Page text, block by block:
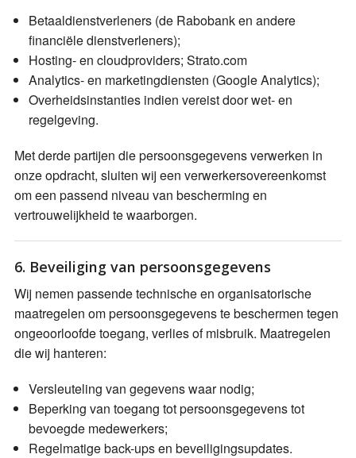
Betaaldienstverleners (de Rabobank en andere
financiële dienstverleners);
Hosting- en cloudproviders; Strato.com
Analytics- en marketingdiensten (Google Analytics);
Overheidsinstanties indien vereist door wet- en
regelgeving.
Met derde partijen die persoonsgegevens verwerken in
onze opdracht, sluiten wij een verwerkersovereenkomst
om een passend niveau van bescherming en
vertrouwelijkheid te waarborgen.
6. Beveiliging van persoonsgegevens
Wij nemen passende technische en organisatorische
maatregelen om persoonsgegevens te beschermen tegen
ongeoorloofde toegang, verlies of misbruik. Maatregelen
die wij hanteren:
Versleuteling van gegevens waar nodig;
Beperking van toegang tot persoonsgegevens tot
bevoegde medewerkers;
Regelmatige back-ups en beveiligingsupdates.